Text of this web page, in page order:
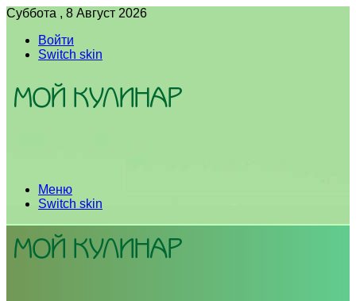
Суббота , 8 Август 2026
Войти
Switch skin
Меню
Switch skin